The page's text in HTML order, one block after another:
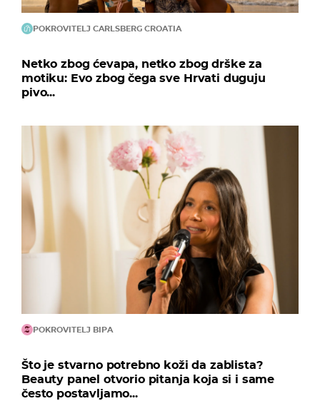
POKROVITELJ CARLSBERG CROATIA
Netko zbog ćevapa, netko zbog drške za
motiku: Evo zbog čega sve Hrvati duguju
pivo...
POKROVITELJ BIPA
Što je stvarno potrebno koži da zablista?
Beauty panel otvorio pitanja koja si i same
često postavljamo...